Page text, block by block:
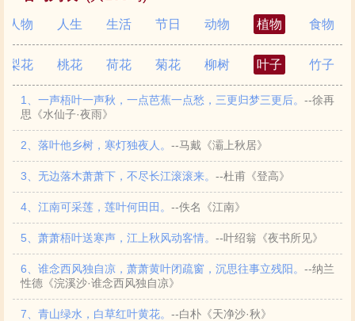
人物 人生 生活 节日 动物 植物 食物
梨花 桃花 荷花 菊花 柳树 叶子 竹子
1、一声梧叶一声秋，一点芭蕉一点愁，三更归梦三更后。 --徐再
思《水仙子·夜雨》
2、落叶他乡树，寒灯独夜人。 --马戴《灞上秋居》
3、无边落木萧萧下，不尽长江滚滚来。 --杜甫《登高》
4、江南可采莲，莲叶何田田。 --佚名《江南》
5、萧萧梧叶送寒声，江上秋风动客情。 --叶绍翁《夜书所见》
6、谁念西风独自凉，萧萧黄叶闭疏窗，沉思往事立残阳。 --纳兰
性德《浣溪沙·谁念西风独自凉》
7、青山绿水，白草红叶黄花。 --白朴《天净沙·秋》